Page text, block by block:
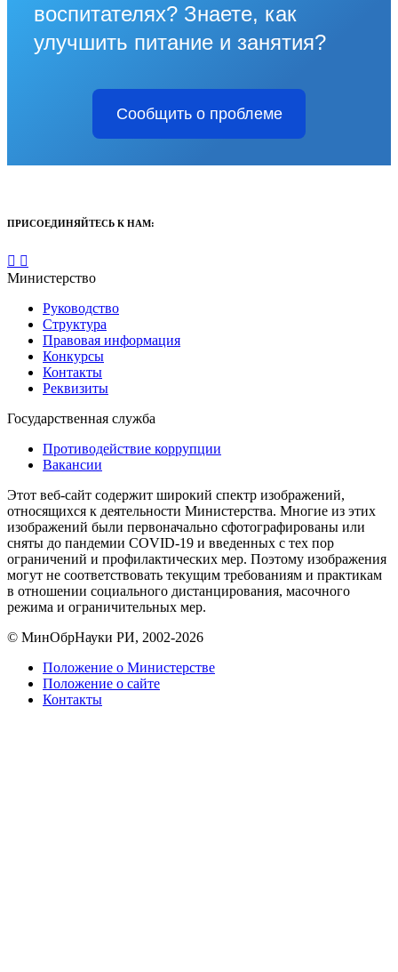
воспитателях? Знаете, как
улучшить питание и занятия?
Сообщить о проблеме
ПРИСОЕДИНЯЙТЕСЬ К НАМ:
Министерство
Руководство
Структура
Правовая информация
Конкурсы
Контакты
Реквизиты
Государственная служба
Противодействие коррупции
Вакансии
Этот веб-сайт содержит широкий спектр изображений,
относящихся к деятельности Министерства. Многие из этих
изображений были первоначально сфотографированы или
сняты до пандемии COVID-19 и введенных с тех пор
ограничений и профилактических мер. Поэтому изображения
могут не соответствовать текущим требованиям и практикам
в отношении социального дистанцирования, масочного
режима и ограничительных мер.
© МинОбрНауки РИ, 2002-2026
Положение о Министерстве
Положение о сайте
Контакты